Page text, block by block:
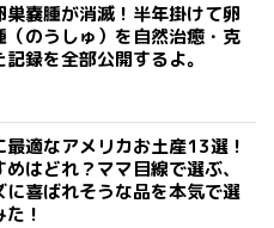
巣嚢腫が消滅！半年掛けて卵
（のうしゅ）を自然治癒・克
録を全部公開するよ。
最適なアメリカお土産13選！
めはどれ？ママ目線で選ぶ、
に喜ばれそうな品を本気で選
！